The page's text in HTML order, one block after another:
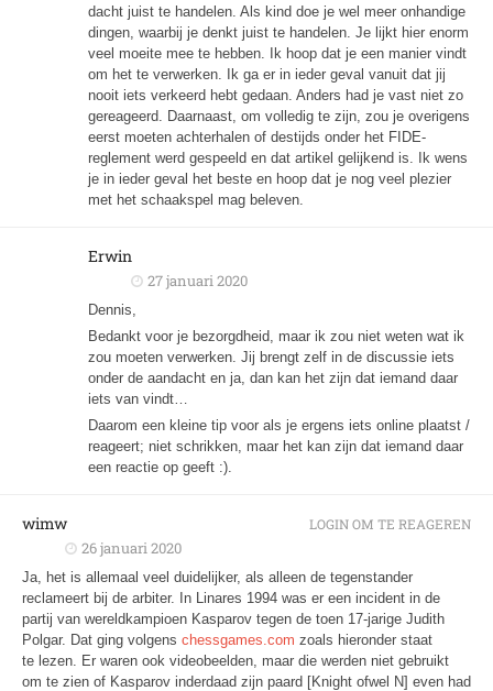
dacht juist te handelen. Als kind doe je wel meer onhandige
dingen, waarbij je denkt juist te handelen. Je lijkt hier enorm
veel moeite mee te hebben. Ik hoop dat je een manier vindt
om het te verwerken. Ik ga er in ieder geval vanuit dat jij
nooit iets verkeerd hebt gedaan. Anders had je vast niet zo
gereageerd. Daarnaast, om volledig te zijn, zou je overigens
eerst moeten achterhalen of destijds onder het FIDE-
reglement werd gespeeld en dat artikel gelijkend is. Ik wens
je in ieder geval het beste en hoop dat je nog veel plezier
met het schaakspel mag beleven.
Erwin
27 januari 2020
Dennis,
Bedankt voor je bezorgdheid, maar ik zou niet weten wat ik
zou moeten verwerken. Jij brengt zelf in de discussie iets
onder de aandacht en ja, dan kan het zijn dat iemand daar
iets van vindt…
Daarom een kleine tip voor als je ergens iets online plaatst /
reageert; niet schrikken, maar het kan zijn dat iemand daar
een reactie op geeft :).
wimw
26 januari 2020
Ja, het is allemaal veel duidelijker, als alleen de tegenstander
reclameert bij de arbiter. In Linares 1994 was er een incident in de
partij van wereldkampioen Kasparov tegen de toen 17-jarige Judith
Polgar. Dat ging volgens chessgames.com zoals hieronder staat
te lezen. Er waren ook videobeelden, maar die werden niet gebruikt
om te zien of Kasparov inderdaad zijn paard [Knight ofwel N] even had
LOGIN OM TE REAGEREN